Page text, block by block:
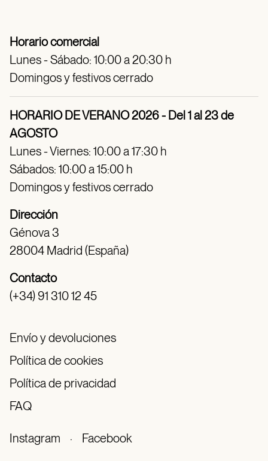
Horario comercial
Lunes - Sábado: 10:00 a 20:30 h
Domingos y festivos cerrado
HORARIO DE VERANO 2026 - Del 1 al 23 de
AGOSTO
Lunes - Viernes: 10:00 a 17:30 h
Sábados: 10:00 a 15:00 h
Domingos y festivos cerrado
Dirección
Génova 3
28004 Madrid (España)
Contacto
(+34) 91 310 12 45
Envío y devoluciones
Política de cookies
Política de privacidad
FAQ
Instagram · Facebook